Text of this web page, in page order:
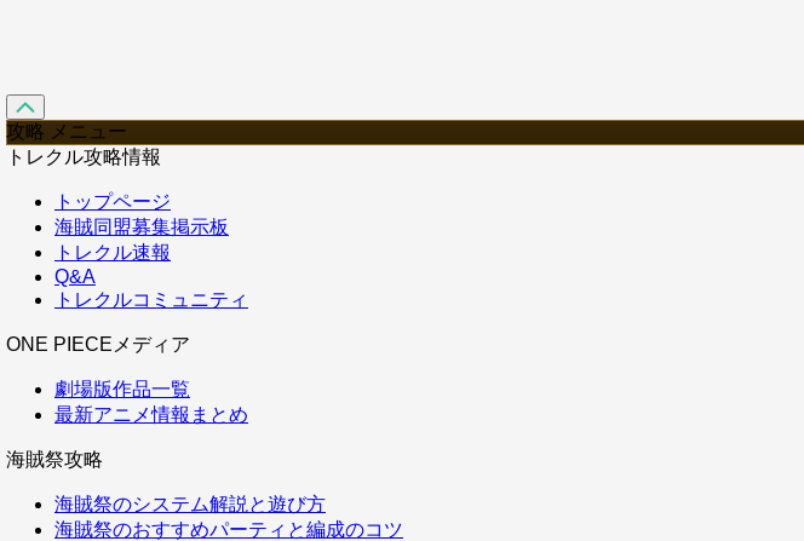
攻略 メニュー
トレクル攻略情報
トップページ
海賊同盟募集掲示板
トレクル速報
Q&A
トレクルコミュニティ
ONE PIECEメディア
劇場版作品一覧
最新アニメ情報まとめ
海賊祭攻略
海賊祭のシステム解説と遊び方
海賊祭のおすすめパーティと編成のコツ